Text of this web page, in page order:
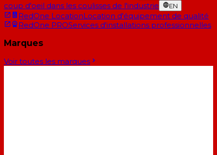
coup d'oeil dans les coulisses de l'industrie EN
RedOne LocationLocation d'équipement de qualité
RedOne PROServices d'installations professionnelles
Marques
Voir toutes les marques